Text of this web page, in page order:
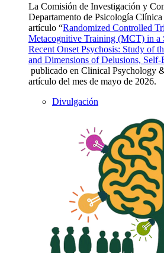
La Comisión de Investigación y
Departamento de Psicología Clínica
artículo “Randomized Controlled
Metacognitive Training (MCT) in a
Recent Onset Psychosis: Study of
and Dimensions of Delusions, Self-
publicado en Clinical Psychology
artículo del mes de mayo de 2026.
Divulgación